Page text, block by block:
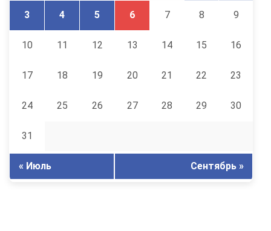
3 4 5 6 7 8 9
10 11 12 13 14 15 16
17 18 19 20 21 22 23
24 25 26 27 28 29 30
31
« Июль Сентябрь »